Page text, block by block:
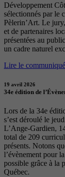
Développement
sélectionnés par le
Pèlerin’Art. Le
et de partenaires
présentées au
un cadre naturel
Lire le communiqué
19 avril 2026
34e édition de
Lors de la 34e
s’est déroulé le
L’Ange-Gardien,
total de 209
présents. Notons
l’évènement pour
possible grâce à la
Québec.